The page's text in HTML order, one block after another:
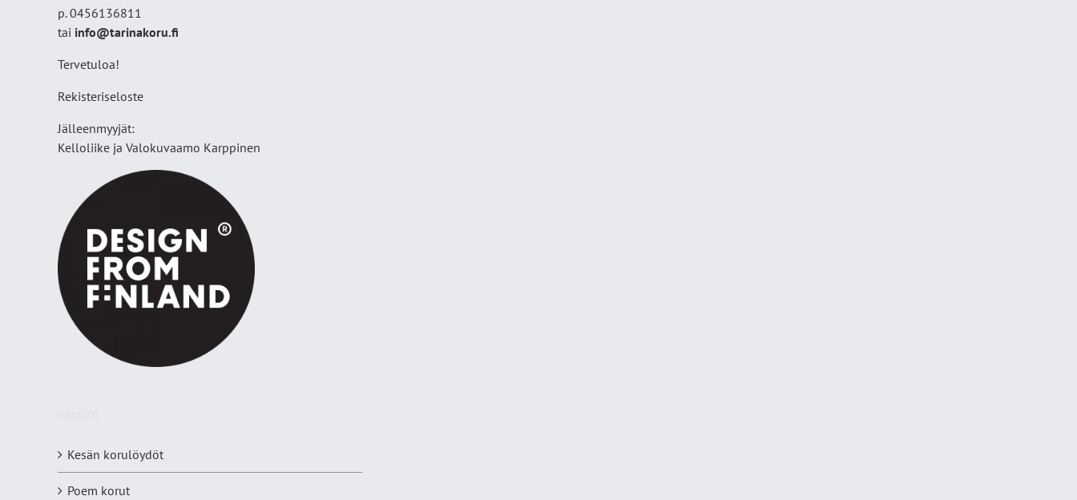
p. 0456136811
tai info@tarinakoru.fi
Tervetuloa!
Rekisteriseloste
Jälleenmyyjät:
Kelloliike ja Valokuvaamo Karppinen
Kesän korulöydöt
Poem korut